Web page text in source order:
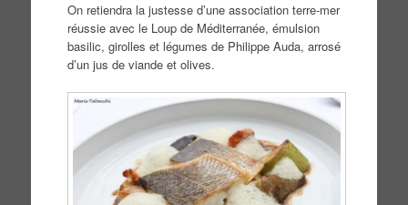
On retiendra la justesse d’une association terre-mer
réussie avec le Loup de Méditerranée, émulsion
basilic, girolles et légumes de Philippe Auda, arrosé
d’un jus de viande et olives.